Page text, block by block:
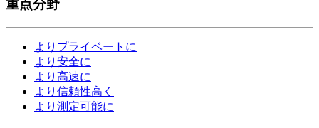
重点分野
よりプライベートに
より安全に
より高速に
より信頼性高く
より測定可能に